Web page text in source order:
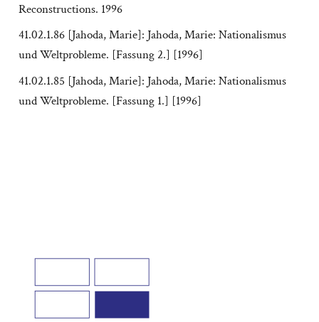
Reconstructions. 1996
41.02.1.86 [Jahoda, Marie]: Jahoda, Marie: Nationalismus
und Weltprobleme. [Fassung 2.] [1996]
41.02.1.85 [Jahoda, Marie]: Jahoda, Marie: Nationalismus
und Weltprobleme. [Fassung 1.] [1996]